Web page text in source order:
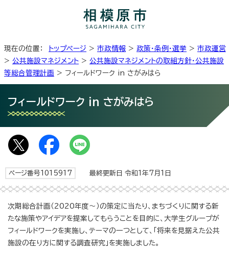
現在の位置： トップページ > 市政情報 > 政策・条例・選挙 > 市政運営
> 公共施設マネジメント > 公共施設マネジメントの取組方針・公共施設
等総合管理計画 > フィールドワーク in さがみはら
フィールドワーク in さがみはら
ページ番号1015917 最終更新日 令和1年7月1日
次期総合計画（2020年度～）の策定に当たり、まちづくりに関する新
たな施策やアイデアを提案してもらうことを目的に、大学生グループが
フィールドワークを実施し、テーマの一つとして、「将来を見据えた公共
施設の在り方に関する調査研究」を実施しました。